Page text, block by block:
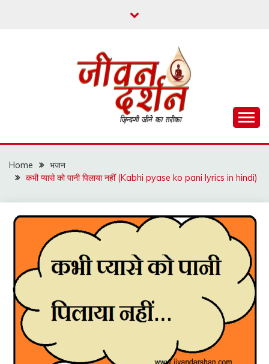
जीवन दर्शन
Home
भजन
कभी प्यासे को पानी पिलाया नहीं (Kabhi pyase ko pani lyrics in hindi)